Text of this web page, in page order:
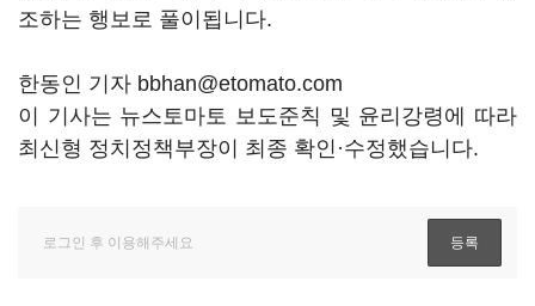
조하는 행보로 풀이됩니다.
한동인 기자 bbhan@etomato.com
이 기사는 뉴스토마토 보도준칙 및 윤리강령에 따라
최신형 정치정책부장이 최종 확인·수정했습니다.